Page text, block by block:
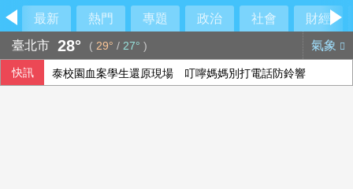
最新 熱門 專題 政治 社會
財經
臺北市 28° ( 29° / 27° ) 氣象
快訊
泰校園血案學生還原現場 叮嚀媽媽別打電話防鈴響